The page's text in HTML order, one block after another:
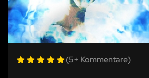
(5+ Kommentare)